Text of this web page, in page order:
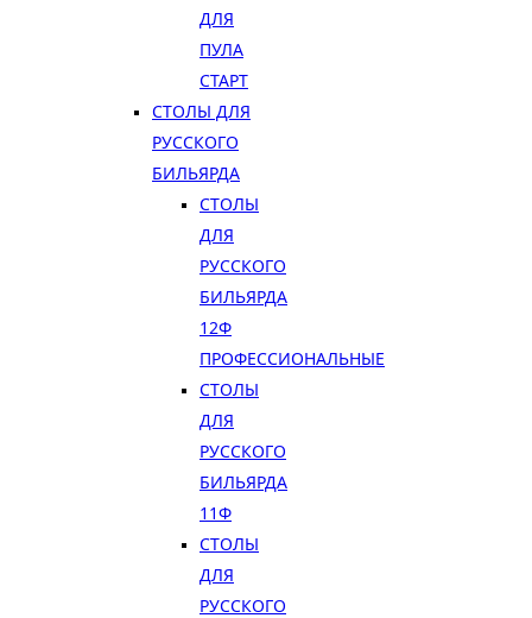
ДЛЯ
ПУЛА
СТАРТ
СТОЛЫ ДЛЯ
РУССКОГО
БИЛЬЯРДА
СТОЛЫ
ДЛЯ
РУССКОГО
БИЛЬЯРДА
12Ф
ПРОФЕССИОНАЛЬНЫЕ
СТОЛЫ
ДЛЯ
РУССКОГО
БИЛЬЯРДА
11Ф
СТОЛЫ
ДЛЯ
РУССКОГО